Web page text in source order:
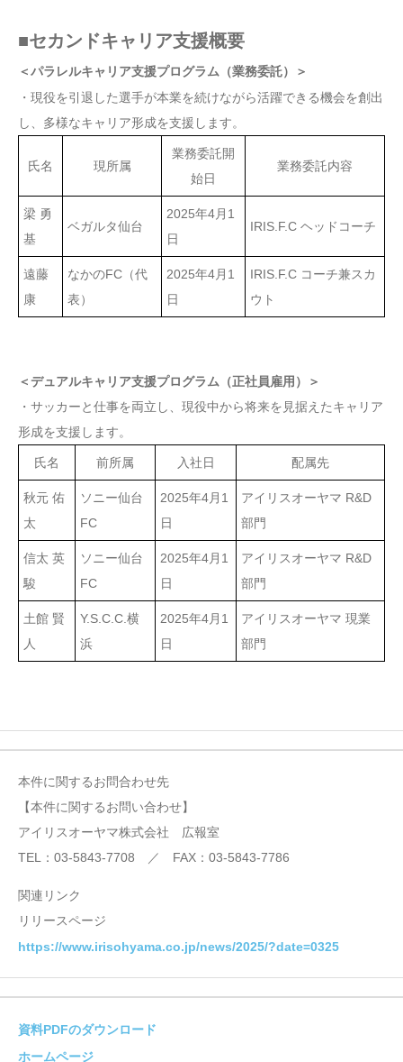
■セカンドキャリア支援概要
＜パラレルキャリア支援プログラム（業務委託）＞
・現役を引退した選手が本業を続けながら活躍できる機会を創出
し、多様なキャリア形成を支援します。
氏名 現所属
業務委託開
始日
業務委託内容
梁 勇
基
ベガルタ仙台
2025年4月1
日
IRIS.F.C ヘッドコーチ
遠藤
康
なかのFC（代
表）
2025年4月1
日
IRIS.F.C コーチ兼スカ
ウト
＜デュアルキャリア支援プログラム（正社員雇用）＞
・サッカーと仕事を両立し、現役中から将来を見据えたキャリア
形成を支援します。
氏名 前所属 入社日 配属先
秋元 佑
太
ソニー仙台
FC
2025年4月1
日
アイリスオーヤマ R&D
部門
信太 英
駿
ソニー仙台
FC
2025年4月1
日
アイリスオーヤマ R&D
部門
土館 賢
人
Y.S.C.C.横
浜
2025年4月1
日
アイリスオーヤマ 現業
部門
本件に関するお問合わせ先
【本件に関するお問い合わせ】
アイリスオーヤマ株式会社 広報室
TEL：03-5843-7708 ／ FAX：03-5843-7786
関連リンク
リリースページ
https://www.irisohyama.co.jp/news/2025/?date=0325
資料PDFのダウンロード
ホームページ